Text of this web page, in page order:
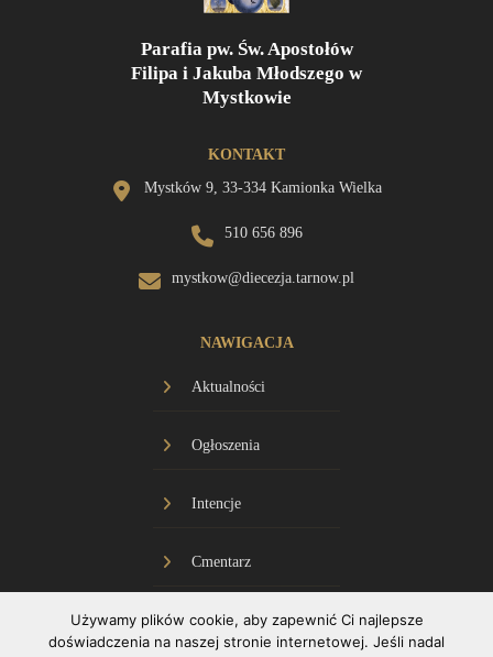
Parafia pw. Św. Apostołów
Filipa i Jakuba Młodszego w
Mystkowie
KONTAKT
Mystków 9, 33-334 Kamionka Wielka
510 656 896
mystkow@diecezja.tarnow.pl
NAWIGACJA
Aktualności
Ogłoszenia
Intencje
Cmentarz
Historia
Używamy plików cookie, aby zapewnić Ci najlepsze
doświadczenia na naszej stronie internetowej. Jeśli nadal